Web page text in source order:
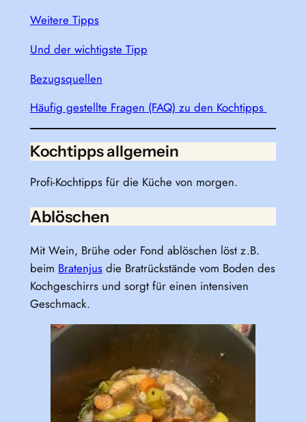
Weitere Tipps
Und der wichtigste Tipp
Bezugsquellen
Häufig gestellte Fragen (FAQ) zu den Kochtipps
Kochtipps allgemein
Profi-Kochtipps für die Küche von morgen.
Ablöschen
Mit Wein, Brühe oder Fond ablöschen löst z.B.
beim Bratenjusdie Bratrückstände vom Boden des
Kochgeschirrs und sorgt für einen intensiven
Geschmack.